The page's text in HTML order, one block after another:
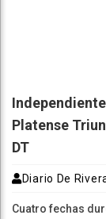
Platense
DT
Diario De
Cuatro fechas